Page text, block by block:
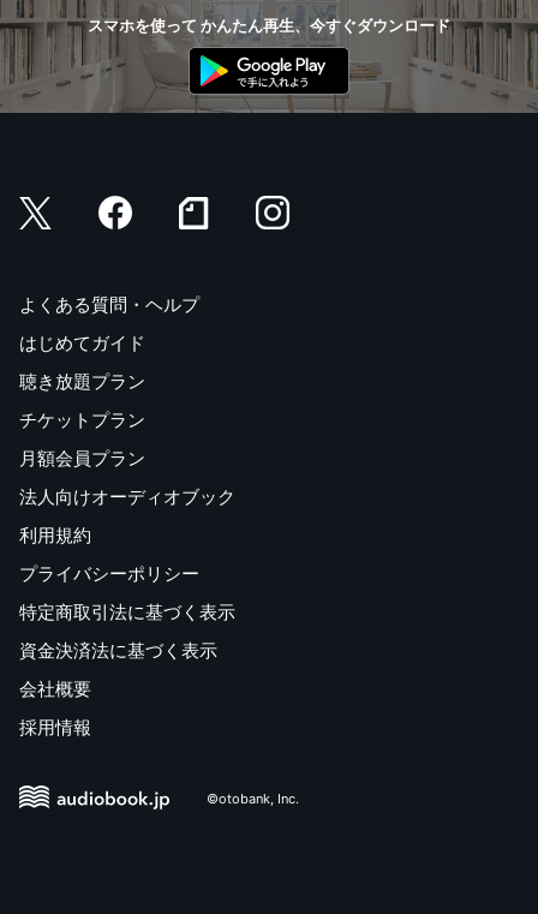
スマホを使って かんたん再生、今すぐダウンロード
よくある質問・ヘルプ
はじめてガイド
聴き放題プラン
チケットプラン
月額会員プラン
法人向けオーディオブック
利用規約
プライバシーポリシー
特定商取引法に基づく表示
資金決済法に基づく表示
会社概要
採用情報
©otobank, Inc.